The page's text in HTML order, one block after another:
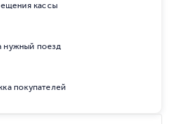
кассы
нужный поезд
покупателей